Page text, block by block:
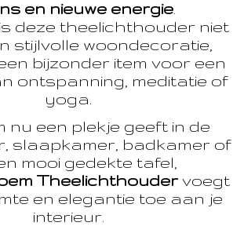
en nieuwe energie
deze theelichthouder niet
stijlvolle woondecoratie,
bijzonder item voor een
ontspanning, meditatie of
yoga.
nu een plekje geeft in de
slaapkamer, badkamer of
mooi gedekte tafel,
Theelichthoudervoegt
en elegantie toe aan je
interieur.